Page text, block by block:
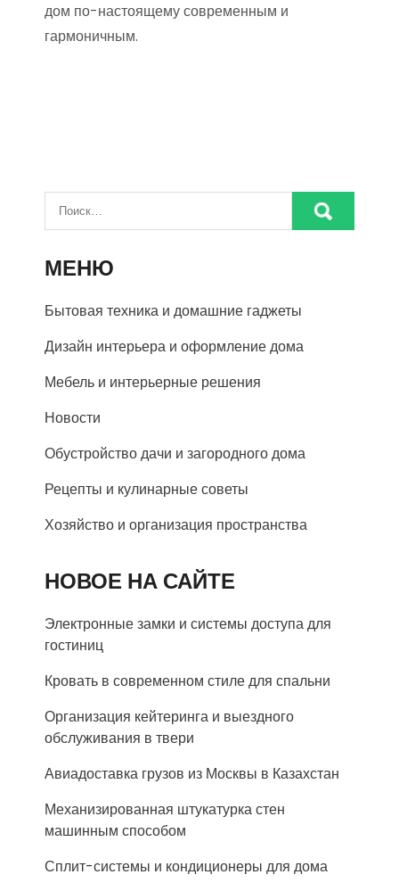
дом по-настоящему современным и
гармоничным.
МЕНЮ
Бытовая техника и домашние гаджеты
Дизайн интерьера и оформление дома
Мебель и интерьерные решения
Новости
Обустройство дачи и загородного дома
Рецепты и кулинарные советы
Хозяйство и организация пространства
НОВОЕ НА САЙТЕ
Электронные замки и системы доступа для
гостиниц
Кровать в современном стиле для спальни
Организация кейтеринга и выездного
обслуживания в твери
Авиадоставка грузов из Москвы в Казахстан
Механизированная штукатурка стен
машинным способом
Сплит-системы и кондиционеры для дома